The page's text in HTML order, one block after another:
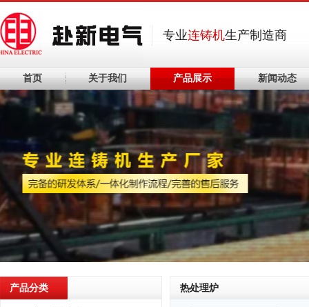
专业连铸机生产制造商
首页 关于我们 产品展示 新闻动态
产品分类 热处理炉